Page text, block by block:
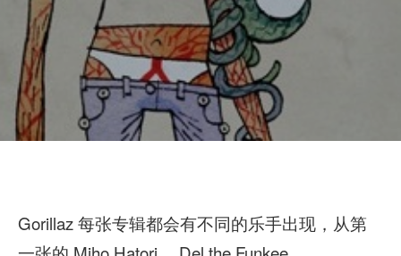
Gorillaz 每张专辑都会有不同的乐手出现，从第